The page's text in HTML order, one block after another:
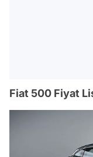
Fiat 500 Fiyat